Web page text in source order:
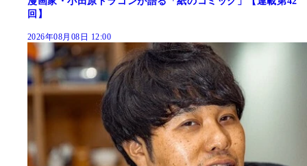
回】
2026年08月08日 12:00